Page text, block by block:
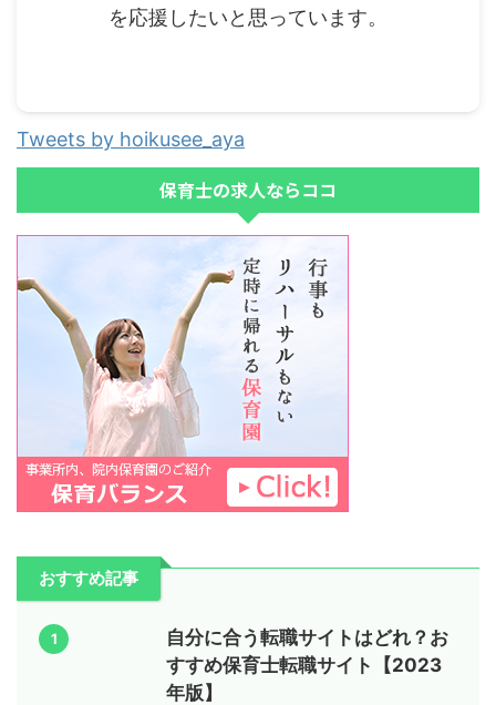
を応援したいと思っています。
Tweets by hoikusee_aya
保育士の求人ならココ
おすすめ記事
1
自分に合う転職サイトはどれ？お
すすめ保育士転職サイト【2023
年版】